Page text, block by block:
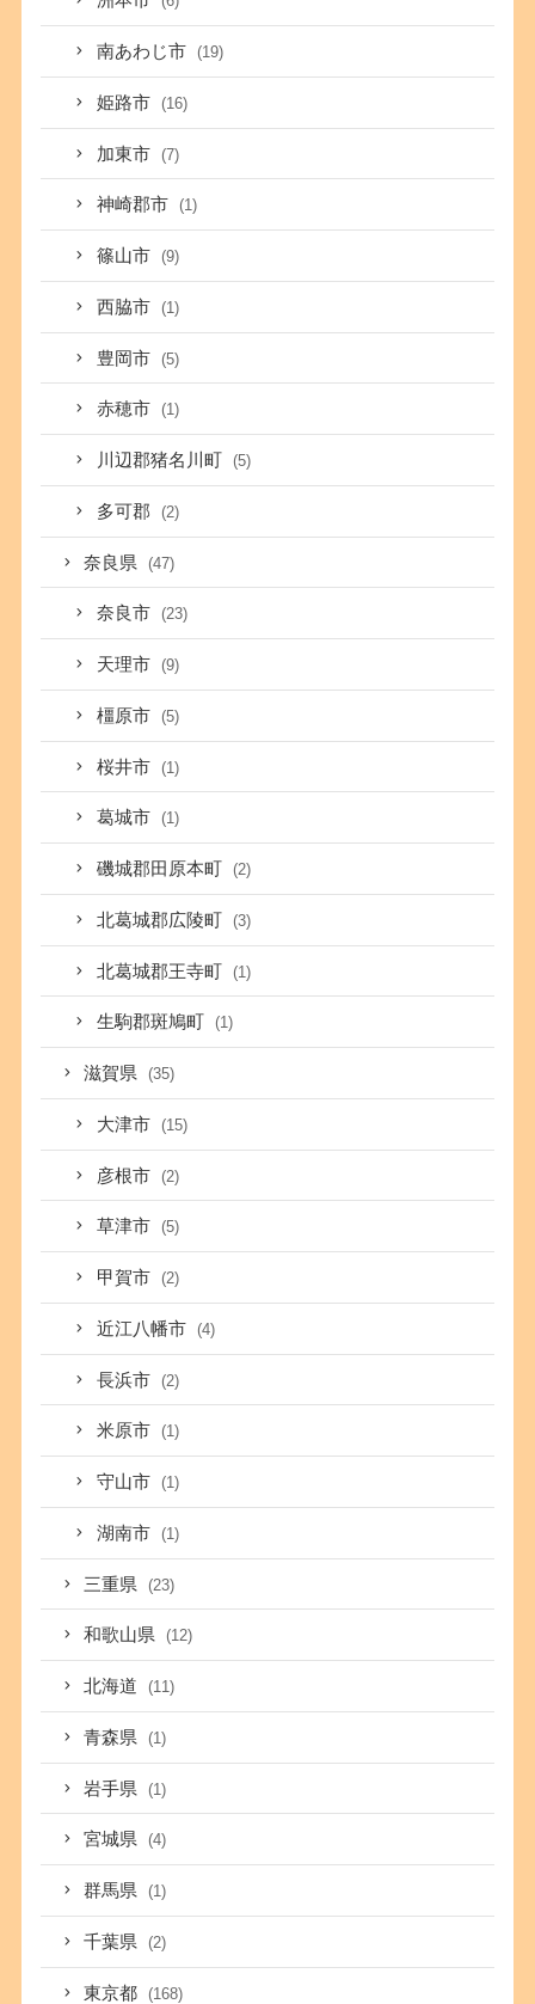
南あわじ市 (19)
姫路市 (16)
加東市 (7)
神崎郡市 (1)
篠山市 (9)
西脇市 (1)
豊岡市 (5)
赤穂市 (1)
川辺郡猪名川町 (5)
多可郡 (2)
奈良県 (47)
奈良市 (23)
天理市 (9)
橿原市 (5)
桜井市 (1)
葛城市 (1)
磯城郡田原本町 (2)
北葛城郡広陵町 (3)
北葛城郡王寺町 (1)
生駒郡斑鳩町 (1)
滋賀県 (35)
大津市 (15)
彦根市 (2)
草津市 (5)
甲賀市 (2)
近江八幡市 (4)
長浜市 (2)
米原市 (1)
守山市 (1)
湖南市 (1)
三重県 (23)
和歌山県 (12)
北海道 (11)
青森県 (1)
岩手県 (1)
宮城県 (4)
群馬県 (1)
千葉県 (2)
東京都 (168)